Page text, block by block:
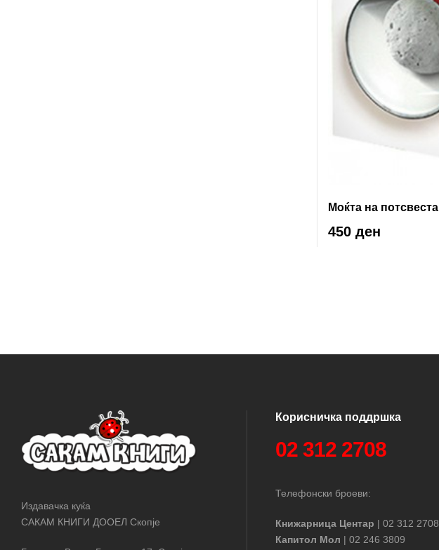
Моќта на потсвеста
450 ден
Издавачка куќа
САКАМ КНИГИ ДООЕЛ Скопје
Корисничка поддршка
02 312 2708
Телефонски броеви:
Книжарница Центар | 02 312 2708
Капитол Мол | 02 246 3809